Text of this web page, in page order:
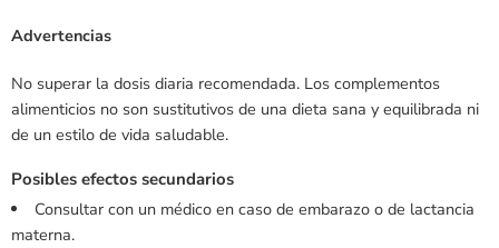
Advertencias
No superar la dosis diaria recomendada. Los complementos
alimenticios no son sustitutivos de una dieta sana y equilibrada ni
de un estilo de vida saludable.
Posibles efectos secundarios
Consultar con un médico en caso de embarazo o de lactancia
materna.